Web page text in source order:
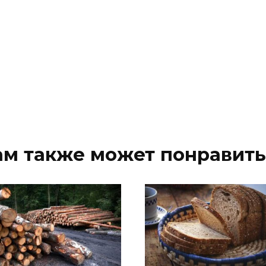
также может